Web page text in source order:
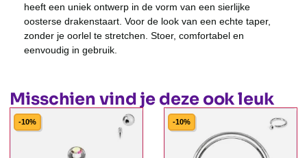
heeft een uniek ontwerp in de vorm van een sierlijke
oosterse drakenstaart. Voor de look van een echte taper,
zonder je oorlel te stretchen. Stoer, comfortabel en
eenvoudig in gebruik.
Misschien vind je deze ook leuk
-10% -10%